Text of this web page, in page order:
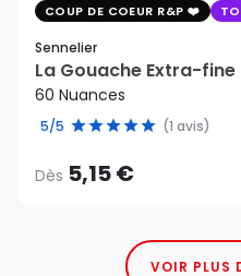
COUP DE COEUR R&P
Sennelier
La Gouache Extra-fine
60 Nuances
5/5 (1 avis)
Dès 5,15 €
VOIR PLUS